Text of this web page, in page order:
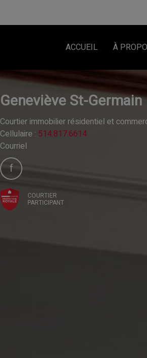
ACCUEIL À
Geneviève St-Germain
Courtier immobilier résidentiel et
Cellulaire : 514.817.6614
Courriel
COURTIER
PARTICIPANT